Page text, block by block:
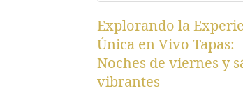
Explorando la
Única en Vivo Tapas:
Noches de viernes y
vibrantes